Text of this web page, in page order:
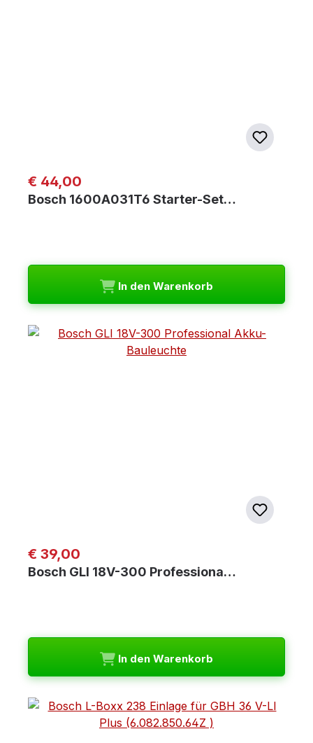
Regulärer Preis:
€ 44,00
Bosch 1600A031T6 Starter-Set…
In den Warenkorb
Regulärer Preis:
€ 39,00
Bosch GLI 18V-300 Professiona…
In den Warenkorb